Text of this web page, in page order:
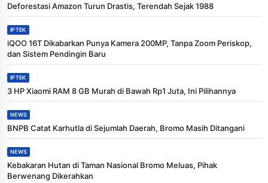
Deforestasi Amazon Turun Drastis, Terendah Sejak 1988
IPTEK
iQOO 16T Dikabarkan Punya Kamera 200MP, Tanpa Zoom Periskop,
dan Sistem Pendingin Baru
IPTEK
3 HP Xiaomi RAM 8 GB Murah di Bawah Rp1 Juta, Ini Pilihannya
NEWS
BNPB Catat Karhutla di Sejumlah Daerah, Bromo Masih Ditangani
NEWS
Kebakaran Hutan di Taman Nasional Bromo Meluas, Pihak
Berwenang Dikerahkan